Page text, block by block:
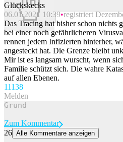
Beitrag melden
Glückskecks
06.01.2021 10:39 registriert
Das Tracing hat bisher schon nichts
bei einer noch gefährlicheren
rennen jedem Infizierten hinterher,
angesteckt hat. Die Grenze bleibt
Mir ist es langsam wurscht, wenn
Familie schützt sich. Die wahre
auf allen Ebenen.
11138
Melden
Zum Kommentar
26 Alle Kommentare anzeigen